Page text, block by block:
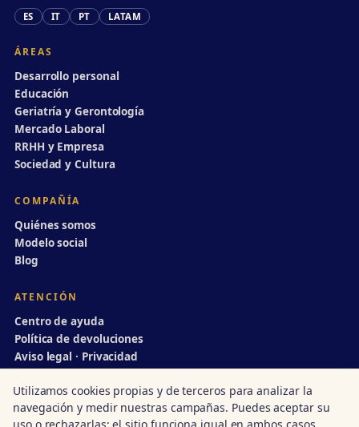
ES IT PT LATAM
ÁREAS
Desarrollo personal
Educación
Geriatría y Gerontología
Mercado Laboral
RRHH y Empresa
Sociedad y Cultura
COMPAÑÍA
Quiénes somos
Modelo social
Blog
ATENCIÓN
Centro de ayuda
Política de devoluciones
Aviso legal · Privacidad
Utilizamos cookies propias y de terceros para analizar la
navegación y medir nuestras campañas. Puedes aceptar su